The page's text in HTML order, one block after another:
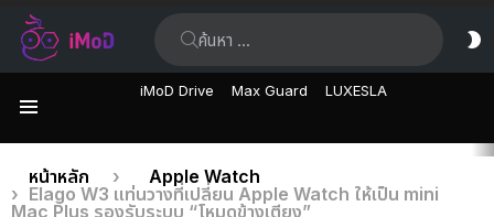
iMoD Drive Max Guard LUXESLA
เรื่อง
ล่าสุด
คุณอยู่ที่นี่:
หน้าหลัก
Apple Watch
Elago W3 แท่นวางที่เปลี่ยน Apple Watch ให้เป็น mini
Mac Plus รองรับระบบ “โหมดข้างเตียง”